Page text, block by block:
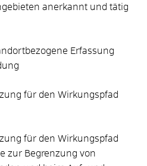
anerkannt und tätig
Erfassung
für den Wirkungspfad
für den Wirkungspfad
zur Begrenzung von